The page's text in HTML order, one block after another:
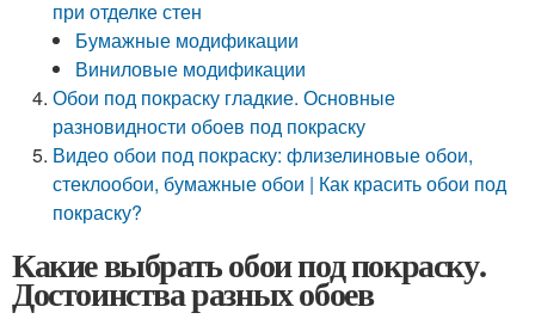
при отделке стен
Бумажные модификации
Виниловые модификации
Обои под покраску гладкие. Основные
разновидности обоев под покраску
Видео обои под покраску: флизелиновые обои,
стеклообои, бумажные обои | Как красить обои под
покраску?
Какие выбрать обои под покраску.
Достоинства разных обоев